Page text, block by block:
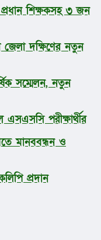
শিক্ষকসহ ৩ জন
দক্ষিণের নতুন
সম্মেলন, নতুন
এসএসসি পরীক্ষার্থীর
মানববন্ধন ও
প্রদান